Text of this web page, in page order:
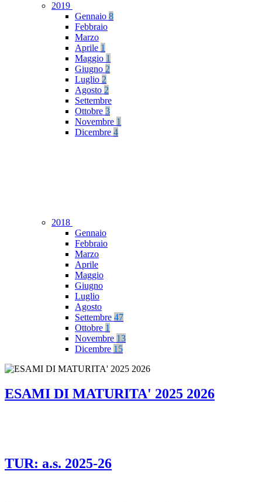
2019
Gennaio 8
Febbraio
Marzo
Aprile 1
Maggio 1
Giugno 2
Luglio 2
Agosto 2
Settembre
Ottobre 3
Novembre 1
Dicembre 4
2018
Gennaio
Febbraio
Marzo
Aprile
Maggio
Giugno
Luglio
Agosto
Settembre 47
Ottobre 1
Novembre 13
Dicembre 15
ESAMI DI MATURITA' 2025 2026
TUR: a.s. 2025-26